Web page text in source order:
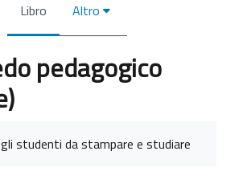
Libro Altro
pedagogico
studenti da stampare e studiare